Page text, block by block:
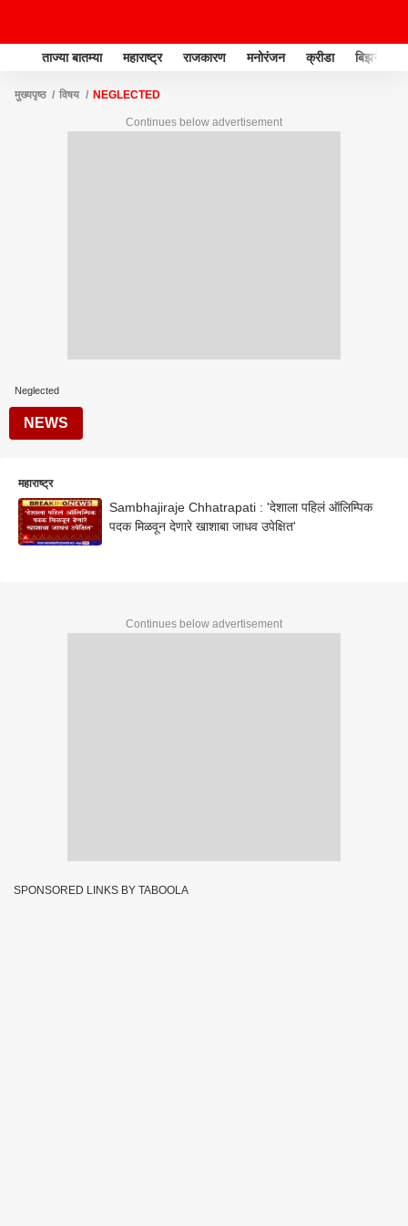
ताज्या बातम्या महाराष्ट्र राजकारण मनोरंजन क्रीडा बिझनेस
मुख्यपृष्ठ विषय NEGLECTED
Continues below advertisement
Neglected
NEWS
महाराष्ट्र
Sambhajiraje Chhatrapati : 'देशाला पहिलं ऑलिम्पिक
पदक मिळवून देणारे खाशाबा जाधव उपेक्षित'
Continues below advertisement
SPONSORED LINKS BY TABOOLA